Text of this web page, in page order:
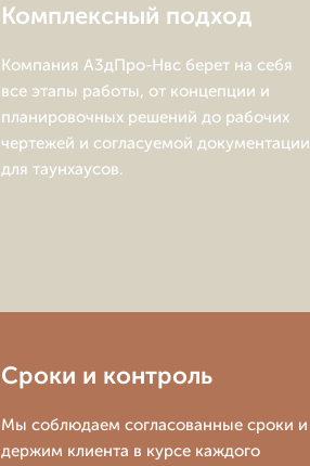
Комплексный подход
Компания А3дПро-Нвс берет на себя
все этапы работы, от концепции и
планировочных решений до рабочих
чертежей и согласуемой документации
для таунхаусов.
Сроки и контроль
Мы соблюдаем согласованные сроки и
держим клиента в курсе каждого